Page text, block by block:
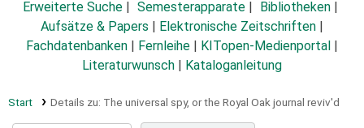
Erweiterte Suche Semesterapparate
Bibliotheken
Aufsätze & Papers
Elektronische Zeitschriften
Fachdatenbanken
Fernleihe KITopen-Medienportal
Literaturwunsch
Kataloganleitung
Start Details zu: The universal spy, or the Royal Oak journal reviv'd